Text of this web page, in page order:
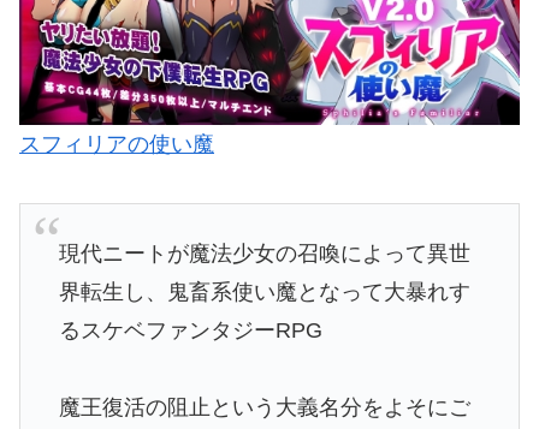
スフィリアの使い魔
現代ニートが魔法少女の召喚によって異世
界転生し、鬼畜系使い魔となって大暴れす
るスケベファンタジーRPG
魔王復活の阻止という大義名分をよそにご